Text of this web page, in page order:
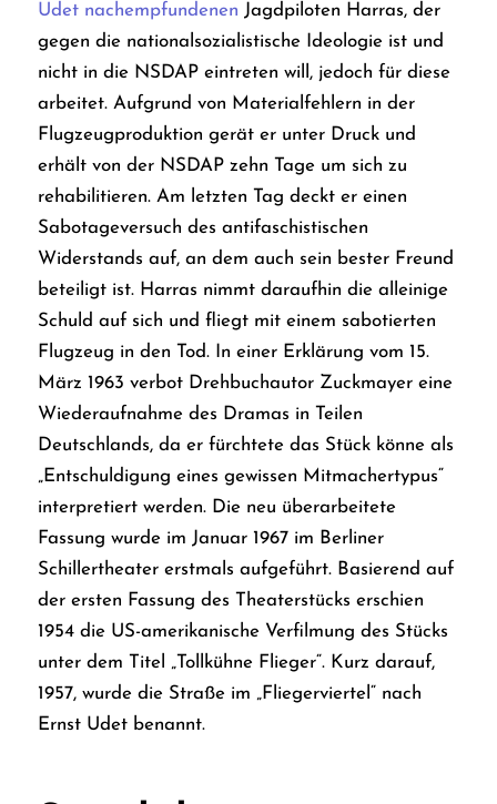
Udet nachempfundenen Jagdpiloten Harras, der
gegen die nationalsozialistische Ideologie ist und
nicht in die NSDAP eintreten will, jedoch für diese
arbeitet. Aufgrund von Materialfehlern in der
Flugzeugproduktion gerät er unter Druck und
erhält von der NSDAP zehn Tage um sich zu
rehabilitieren. Am letzten Tag deckt er einen
Sabotageversuch des antifaschistischen
Widerstands auf, an dem auch sein bester Freund
beteiligt ist. Harras nimmt daraufhin die alleinige
Schuld auf sich und fliegt mit einem sabotierten
Flugzeug in den Tod.
In einer Erklärung vom 15.
März 1963 verbot Drehbuchautor Zuckmayer eine
Wiederaufnahme des Dramas in Teilen
Deutschlands, da er fürchtete das Stück könne als
„Entschuldigung eines gewissen Mitmachertypus“
interpretiert werden. Die neu überarbeitete
Fassung wurde im Januar 1967 im Berliner
Schillertheater erstmals aufgeführt. Basierend auf
der ersten Fassung des Theaterstücks erschien
1954 die US-amerikanische Verfilmung des Stücks
unter dem Titel „Tollkühne Flieger“. Kurz darauf,
1957, wurde die Straße im „Fliegerviertel“ nach
Ernst Udet benannt.